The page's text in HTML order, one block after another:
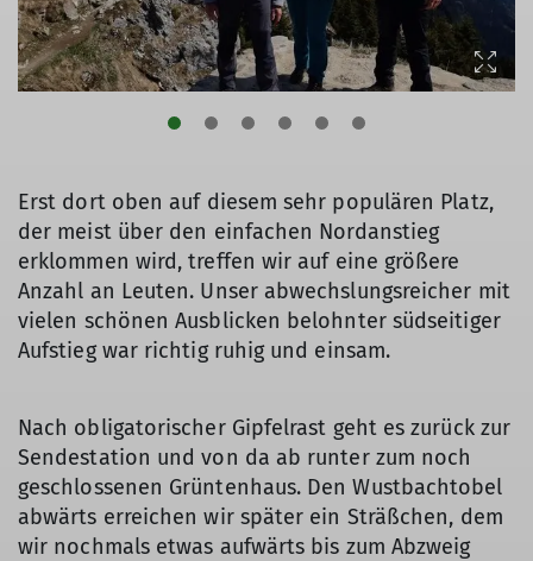
Erst dort oben auf diesem sehr populären Platz,
der meist über den einfachen Nordanstieg
erklommen wird, treffen wir auf eine größere
Anzahl an Leuten. Unser abwechslungsreicher mit
vielen schönen Ausblicken belohnter südseitiger
Aufstieg war richtig ruhig und einsam.
Nach obligatorischer Gipfelrast geht es zurück zur
Sendestation und von da ab runter zum noch
geschlossenen Grüntenhaus. Den Wustbachtobel
abwärts erreichen wir später ein Sträßchen, dem
wir nochmals etwas aufwärts bis zum Abzweig